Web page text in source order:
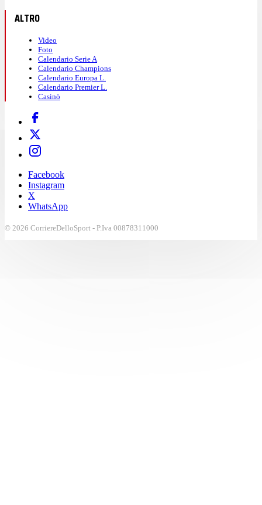
ALTRO
Video
Foto
Calendario Serie A
Calendario Champions
Calendario Europa L.
Calendario Premier L.
Casinò
Facebook
Instagram
X
WhatsApp
© 2026 CorriereDelloSport - P.Iva 00878311000